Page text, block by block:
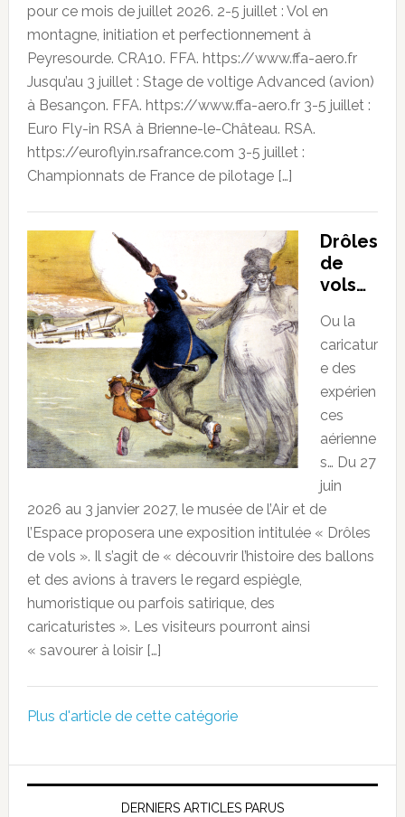
pour ce mois de juillet 2026. 2-5 juillet : Vol en
montagne, initiation et perfectionnement à
Peyresourde. CRA10. FFA. https://www.ffa-aero.fr
Jusqu’au 3 juillet : Stage de voltige Advanced (avion)
à Besançon. FFA. https://www.ffa-aero.fr 3-5 juillet :
Euro Fly-in RSA à Brienne-le-Château. RSA.
https://euroflyin.rsafrance.com 3-5 juillet :
Championnats de France de pilotage […]
Drôles
de
vols…
Ou la
caricatur
e des
expérien
ces
aérienne
s… Du 27
juin
2026 au 3 janvier 2027, le musée de l’Air et de
l’Espace proposera une exposition intitulée « Drôles
de vols ». Il s’agit de « découvrir l’histoire des ballons
et des avions à travers le regard espiègle,
humoristique ou parfois satirique, des
caricaturistes ». Les visiteurs pourront ainsi
« savourer à loisir […]
Plus d'article de cette catégorie
DERNIERS ARTICLES PARUS